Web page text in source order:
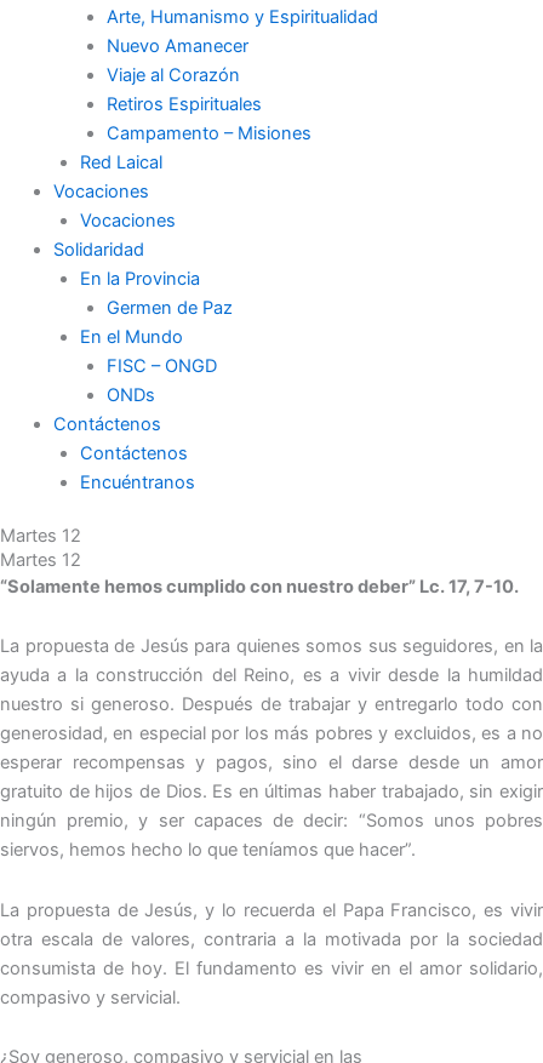
Arte, Humanismo y Espiritualidad
Nuevo Amanecer
Viaje al Corazón
Retiros Espirituales
Campamento – Misiones
Red Laical
Vocaciones
Vocaciones
Solidaridad
En la Provincia
Germen de Paz
En el Mundo
FISC – ONGD
ONDs
Contáctenos
Contáctenos
Encuéntranos
Martes 12
Martes 12
“Solamente hemos cumplido con nuestro deber” Lc. 17, 7-10.
La propuesta de Jesús para quienes somos sus seguidores, en la
ayuda a la construcción del Reino, es a vivir desde la humildad
nuestro si generoso. Después de trabajar y entregarlo todo con
generosidad, en especial por los más pobres y excluidos, es a no
esperar recompensas y pagos, sino el darse desde un amor
gratuito de hijos de Dios. Es en últimas haber trabajado, sin exigir
ningún premio, y ser capaces de decir: “Somos unos pobres
siervos, hemos hecho lo que teníamos que hacer”.
La propuesta de Jesús, y lo recuerda el Papa Francisco, es vivir
otra escala de valores, contraria a la motivada por la sociedad
consumista de hoy. El fundamento es vivir en el amor solidario,
compasivo y servicial.
¿Soy generoso, compasivo y servicial en las